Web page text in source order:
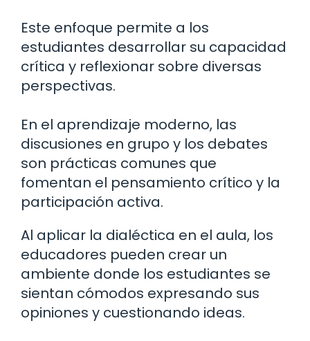
Este enfoque permite a los
estudiantes desarrollar su capacidad
crítica y reflexionar sobre diversas
perspectivas.
En el aprendizaje moderno, las
discusiones en grupo y los debates
son prácticas comunes que
fomentan el pensamiento crítico y la
participación activa.
Al aplicar la dialéctica en el aula, los
educadores pueden crear un
ambiente donde los estudiantes se
sientan cómodos expresando sus
opiniones y cuestionando ideas.